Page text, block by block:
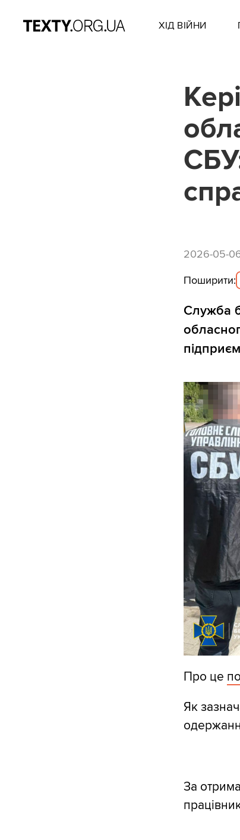
ХІД ВІЙНИ
2026-05-
Поширити:
Служба
Про це
Як
За